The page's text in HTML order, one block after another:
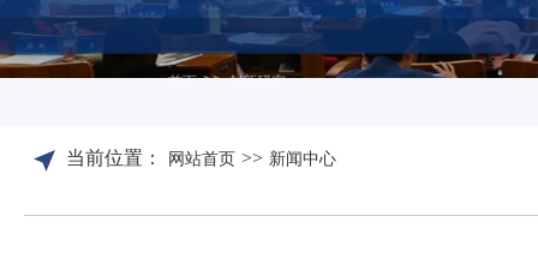
首页 >> 创新研究
当前位置： 网站首页 >> 新闻中心